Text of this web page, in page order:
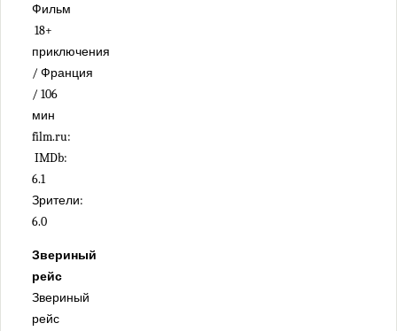
Фильм
18+
приключения
/ Франция
/ 106
мин
film.ru:
IMDb:
6.1
Зрители:
6.0
Звериный
рейс
Звериный
рейс